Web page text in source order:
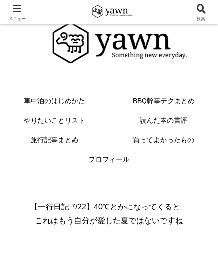
車中泊のはじめかた BBQ幹事テクまとめ
やりたいことリスト 読んだ本の書評
旅行記事まとめ 買ってよかったもの
プロフィール
【一行日記 7/22】40℃とかになってくると、
これはもう自分が愛した夏ではないですね
メニュー 検索